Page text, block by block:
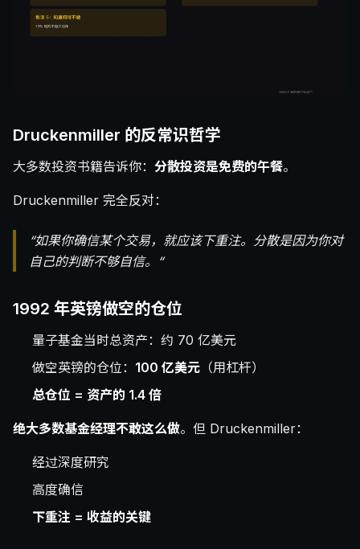
Druckenmiller 的反常识哲学
大多数投资书籍告诉你： 分散投资是免费的午餐。
Druckenmiller 完全反对：
“如果你确信某个交易，就应该下重注。分散是因为你对
自己的判断不够自信。“
1992 年英镑做空的仓位
量子基金当时总资产：约 70 亿美元
做空英镑的仓位： 100 亿美元 （用杠杆）
总仓位 = 资产的 1.4 倍
绝大多数基金经理不敢这么做。但 Druckenmiller：
经过深度研究
高度确信
下重注 = 收益的关键